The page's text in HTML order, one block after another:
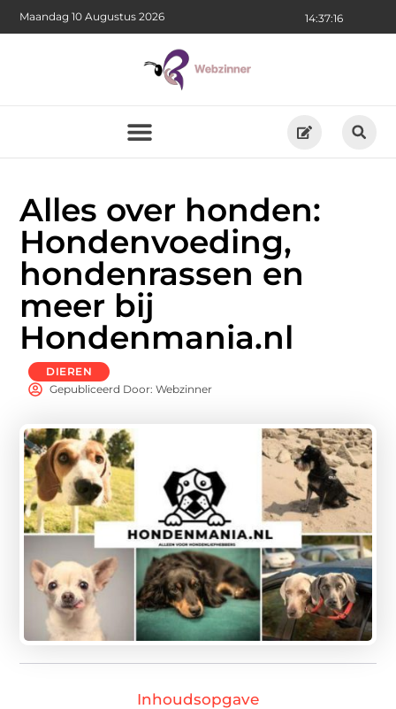
14:37:17
Maandag 10 Augustus 2026
Alles over honden:
Hondenvoeding,
hondenrassen en
meer bij
Hondenmania.nl
DIEREN
Gepubliceerd Door: Webzinner
Inhoudsopgave